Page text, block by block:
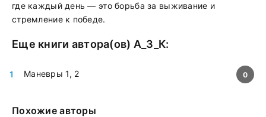
где каждый день — это борьба за выживание и
стремление к победе.
Еще книги автора(ов) А_З_К:
Маневры 1, 2 0
Похожие авторы